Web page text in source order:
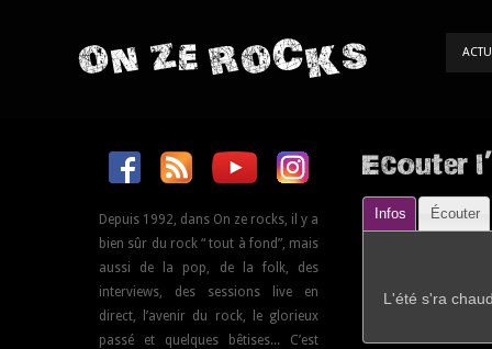
ON ZE ROCKS
Depuis 1992, dans On ze rocks, il y a
bien sûr du rock “ tout à fond”, mais
aussi de la pop, de la folk, des
interviews, des sessions live en
direct, l’avenir du rock, le glorieux
passé et quelques bêtises... C’est
Ecouter
Infos Écouter
L'été s'ra